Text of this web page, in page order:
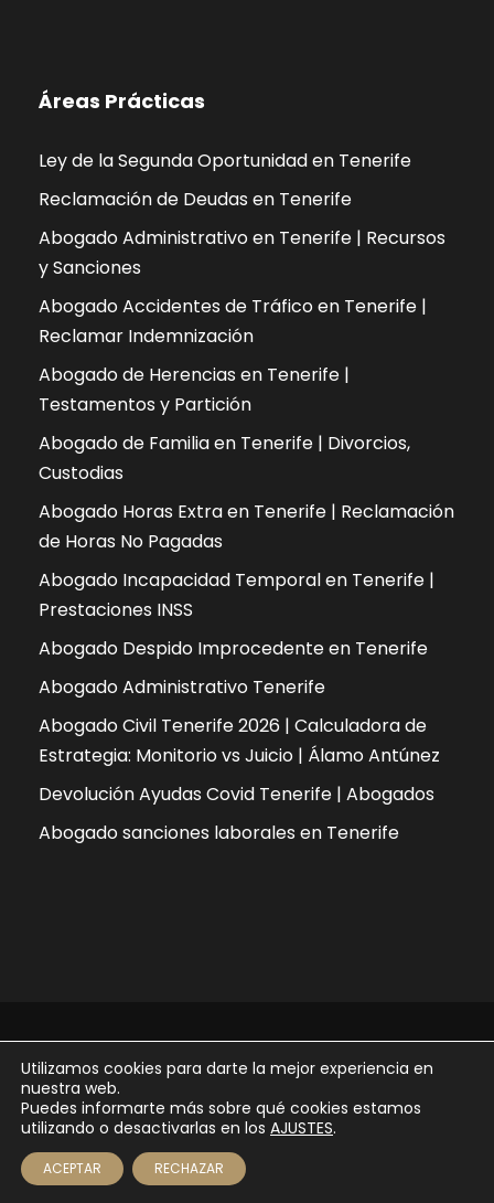
Áreas Prácticas
Ley de la Segunda Oportunidad en Tenerife
Reclamación de Deudas en Tenerife
Abogado Administrativo en Tenerife | Recursos
y Sanciones
Abogado Accidentes de Tráfico en Tenerife |
Reclamar Indemnización
Abogado de Herencias en Tenerife |
Testamentos y Partición
Abogado de Familia en Tenerife | Divorcios,
Custodias
Abogado Horas Extra en Tenerife | Reclamación
de Horas No Pagadas
Abogado Incapacidad Temporal en Tenerife |
Prestaciones INSS
Abogado Despido Improcedente en Tenerife
Abogado Administrativo Tenerife
Abogado Civil Tenerife 2026 | Calculadora de
Estrategia: Monitorio vs Juicio | Álamo Antúnez
Devolución Ayudas Covid Tenerife | Abogados
Abogado sanciones laborales en Tenerife
Copyright 2026 - ÁLAMO | ANTÚNEZ abogados |
diseñado por
Aviso legal
Política de privacidad
Política de cookies
Utilizamos cookies para darte la mejor experiencia en
nuestra web.
Puedes informarte más sobre qué cookies estamos
utilizando o desactivarlas en los AJUSTES.
ACEPTAR RECHAZAR